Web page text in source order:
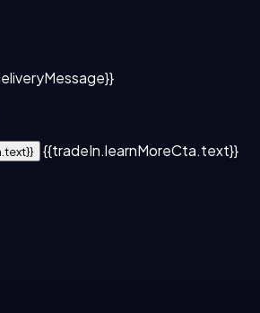
{{tradeIn.learnMoreCta.text}}